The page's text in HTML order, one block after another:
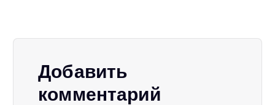
Добавить
комментарий